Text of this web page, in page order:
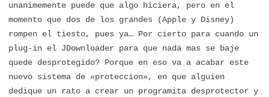
unanimemente puede que algo hiciera, pero en el
momento que dos de los grandes (Apple y Disney)
rompen el tiesto, pues ya… Por cierto para cuando un
plug-in el JDownloader para que nada mas se baje
quede desprotegido? Porque en eso va a acabar este
nuevo sistema de «proteccion», en que alguien
dedique un rato a crear un programita desprotector y